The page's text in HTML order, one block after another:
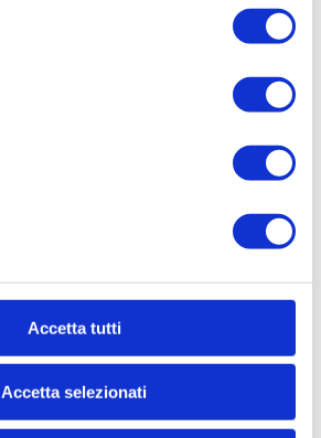
Accetta tutti
Accetta selezionati